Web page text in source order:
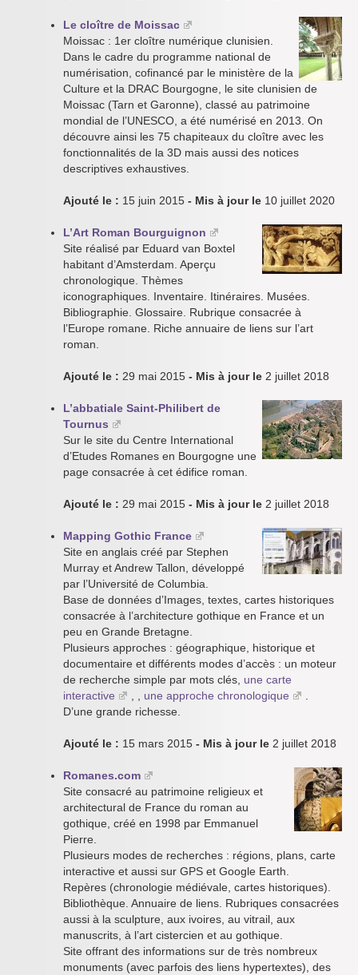
Le cloître de Moissac
Moissac : 1er cloître numérique clunisien.
Dans le cadre du programme national de
numérisation, cofinancé par le ministère de la
Culture et la DRAC Bourgogne, le site clunisien de
Moissac (Tarn et Garonne), classé au patrimoine
mondial de l’UNESCO, a été numérisé en 2013. On
découvre ainsi les 75 chapiteaux du cloître avec les
fonctionnalités de la 3D mais aussi des notices
descriptives exhaustives.
Ajouté le : 15 juin 2015 - Mis à jour le 10 juillet 2020
L’Art Roman Bourguignon
Site réalisé par Eduard van Boxtel
habitant d’Amsterdam. Aperçu
chronologique. Thèmes
iconographiques. Inventaire. Itinéraires. Musées.
Bibliographie. Glossaire. Rubrique consacrée à
l’Europe romane. Riche annuaire de liens sur l’art
roman.
Ajouté le : 29 mai 2015 - Mis à jour le 2 juillet 2018
L’abbatiale Saint-Philibert de
Tournus
Sur le site du Centre International
d’Etudes Romanes en Bourgogne une
page consacrée à cet édifice roman.
Ajouté le : 29 mai 2015 - Mis à jour le 2 juillet 2018
Mapping Gothic France
Site en anglais créé par Stephen
Murray et Andrew Tallon, développé
par l’Université de Columbia.
Base de données d’Images, textes, cartes historiques
consacrée à l’architecture gothique en France et un
peu en Grande Bretagne.
Plusieurs approches : géographique, historique et
documentaire et différents modes d’accès : un moteur
de recherche simple par mots clés, une carte
interactive
une approche chronologique
D’une grande richesse.
Ajouté le : 15 mars 2015 - Mis à jour le 2 juillet 2018
Romanes.com
Site consacré au patrimoine religieux et
architectural de France du roman au
gothique, créé en 1998 par Emmanuel
Pierre.
Plusieurs modes de recherches : régions, plans, carte
interactive et aussi sur GPS et Google Earth.
Repères (chronologie médiévale, cartes historiques).
Bibliothèque. Annuaire de liens. Rubriques consacrées
aussi à la sculpture, aux ivoires, au vitrail, aux
manuscrits, à l’art cistercien et au gothique.
Site offrant des informations sur de très nombreux
monuments (avec parfois des liens hypertextes), des